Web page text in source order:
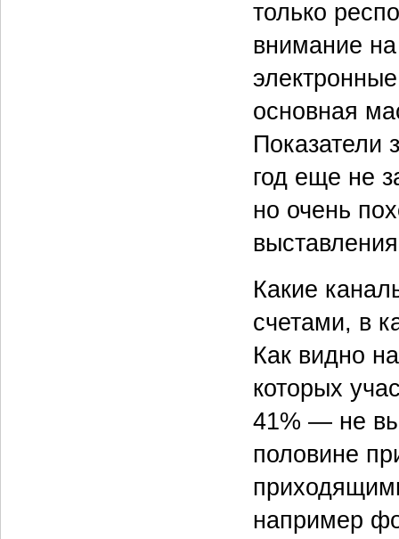
только
внимание
основная
Показатели
год еще не
но очень
Какие
счетами, в
Как видно
которых
41% — не
половине
например